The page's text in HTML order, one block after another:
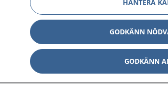
HANTERA
GODKÄNN
GODKÄNN